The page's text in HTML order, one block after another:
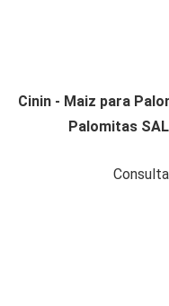
Cinin - Maiz para
Palomitas